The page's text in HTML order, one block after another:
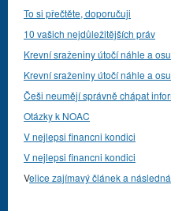
To si přečtěte, doporučuji
10 vašich nejdůležitějších práv
Krevní sraženiny útočí náhle a
Krevní sraženiny útočí náhle a
Češi neumějí správně chápat
Otázky k NOAC
V nejlepsi financni kondici
V nejlepsi financni kondici
Velice zajímavý článek a